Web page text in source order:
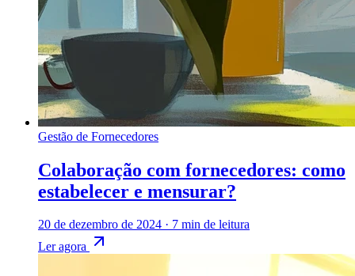
Gestão de Fornecedores
Colaboração com fornecedores: como
estabelecer e mensurar?
20 de dezembro de 2024 · 7 min de leitura
Ler agora